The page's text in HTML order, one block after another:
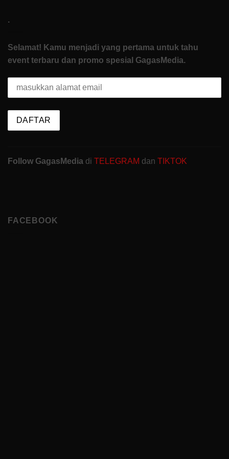
.
Selamat! Kamu menjadi yang pertama untuk tahu
event terbaru dan promo spesial GagasMedia.
Follow GagasMedia di TELEGRAM dan TIKTOK
FACEBOOK